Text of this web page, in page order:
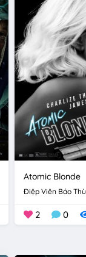
Atomic Blonde
Điệp Viên Báo Thù
2 0